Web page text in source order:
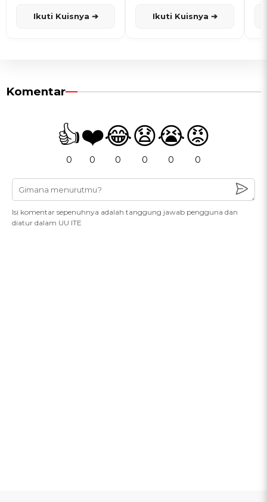
Ikuti Kuisnya ➔ Ikuti Kuisnya ➔
Komentar
👍
0
❤️
0
😂
0
😧
0
😭
0
😡
0
Isi komentar sepenuhnya adalah tanggung jawab pengguna dan
diatur dalam UU ITE